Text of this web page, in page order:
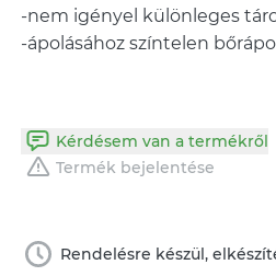
-nem igényel különleges
-ápolásához színtelen
Kérdésem van a termékről
Termék bejelentése
Rendelésre készül,